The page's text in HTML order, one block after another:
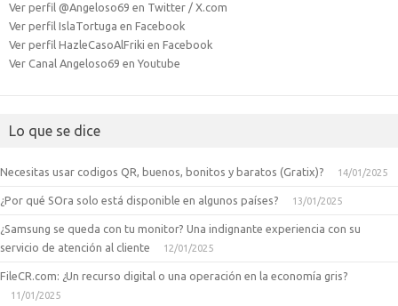
Ver perfil @Angeloso69 en Twitter / X.com
Ver perfil IslaTortuga en Facebook
Ver perfil HazleCasoAlFriki en Facebook
Ver Canal Angeloso69 en Youtube
Lo que se dice
Necesitas usar codigos QR, buenos, bonitos y baratos (Gratix)? 14/01/2025
¿Por qué SOra solo está disponible en algunos países? 13/01/2025
¿Samsung se queda con tu monitor? Una indignante experiencia con su
servicio de atención al cliente
12/01/2025
FileCR.com: ¿Un recurso digital o una operación en la economía gris?
11/01/2025